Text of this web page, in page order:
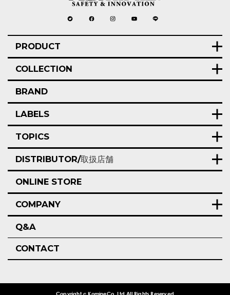
PRODUCT
COLLECTION
BRAND
LABELS
TOPICS
DISTRIBUTOR/取扱店舗
ONLINE STORE
COMPANY
Q&A
CONTACT
Copyright c KomineCo.,Ltd.All Rights Reserved